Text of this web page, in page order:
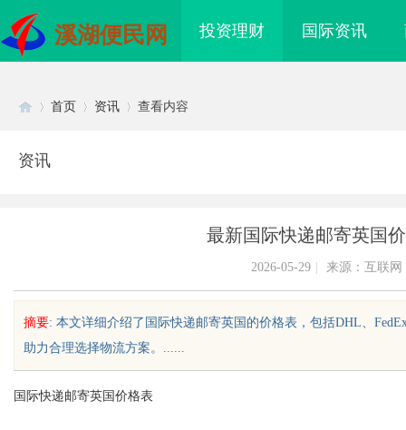
溪湖便民网 投资理财 国际资讯
首页 资讯 查看内容
资讯
最新国际快递邮寄英国
2026-05-29 来源：互联网
摘要: 本文详细介绍了国际快递邮寄英国的价格表，包括DHL、
助力合理选择物流方案。......
国际快递邮寄英国价格表
秘：专业调查服务与